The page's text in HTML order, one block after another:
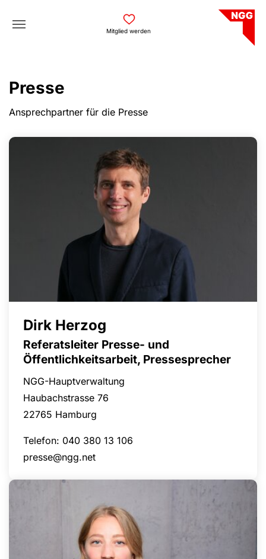
Mitglied werden
Presse
Ansprechpartner für die Presse
Dirk Herzog
Referatsleiter Presse- und
Öffentlichkeitsarbeit, Pressesprecher
NGG-Hauptverwaltung
Haubachstrasse 76
22765 Hamburg
Telefon: 040 380 13 106
presse@ngg.net